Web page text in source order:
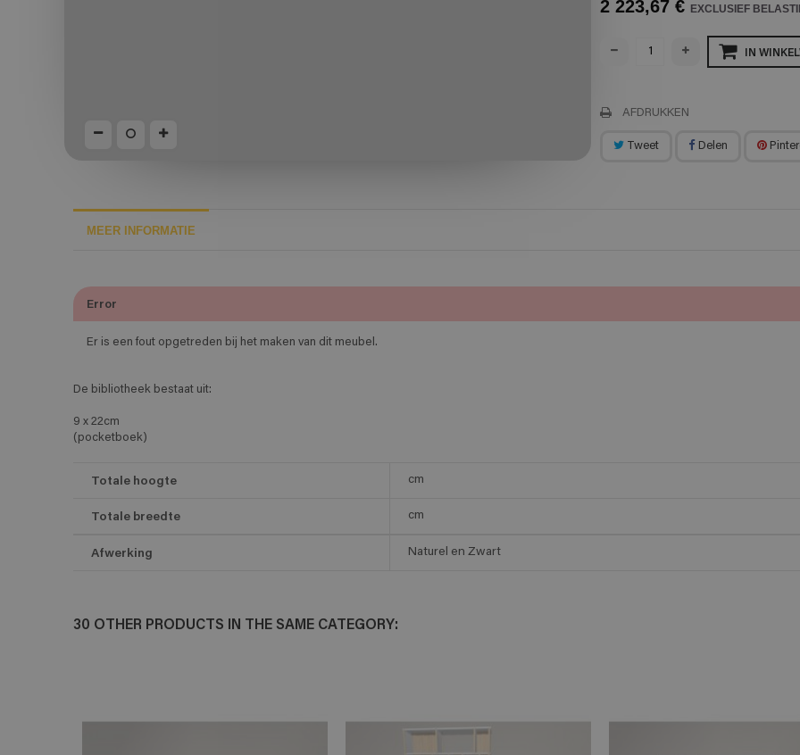
2 223,67 € EXCLUSIEF
IN
AFDRUKKEN
Tweet Delen
MEER INFORMATIE
Error
Er is een fout opgetreden bij het maken van dit meubel.
De bibliotheek bestaat uit:
9 x 22cm
(pocketboek)
Totale hoogte cm
Totale breedte cm
Afwerking Naturel en Zwart
30 OTHER PRODUCTS IN THE SAME CATEGORY: